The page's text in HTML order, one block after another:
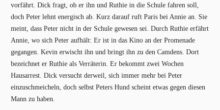
vorfährt. Dick fragt, ob er ihn und Ruthie in die Schule fahren soll,
doch Peter lehnt energisch ab. Kurz darauf ruft Paris bei Annie an. Sie
meint, dass Peter nicht in der Schule gewesen sei. Durch Ruthie erfährt
Annie, wo sich Peter aufhält: Er ist in das Kino an der Promenade
gegangen. Kevin erwischt ihn und bringt ihn zu den Camdens. Dort
bezeichnet er Ruthie als Verräterin. Er bekommt zwei Wochen
Hausarrest. Dick versucht derweil, sich immer mehr bei Peter
einzuschmeicheln, doch selbst Peters Hund scheint etwas gegen diesen
Mann zu haben.